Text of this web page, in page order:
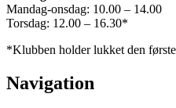
Mandag-onsdag: 10.00 – 14.00
Torsdag: 12.00 – 16.30*
*Klubben holder lukket den
Navigation